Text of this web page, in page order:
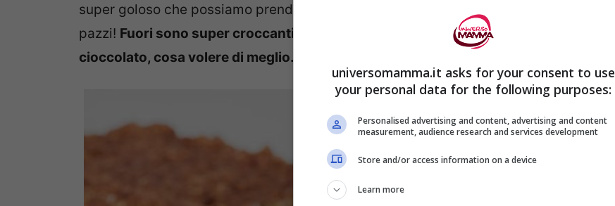
super goloso che possiamo prenderci per noi. I bambini ne andranno letteralmente
pazzi! Fuori sono super croccanti mentre all’interno sono morbidissimi e poi c’è il
cioccolato, cosa volere di meglio.
universomamma.it asks for your consent to use
your personal data for the following purposes:
Personalised advertising and content, advertising and content
measurement, audience research and services development
Store and/or access information on a device
Learn more